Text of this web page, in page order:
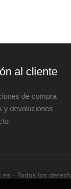
al cliente
de compra
y devoluciones
- Todos los